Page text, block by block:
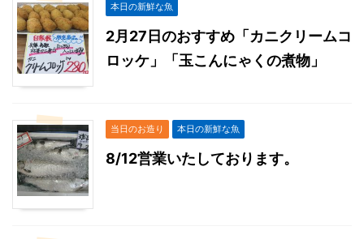
本日の新鮮な魚
2月27日のおすすめ「カニクリームコ
ロッケ」「玉こんにゃくの煮物」
当日のお造り 本日の新鮮な魚
8/12営業いたしております。